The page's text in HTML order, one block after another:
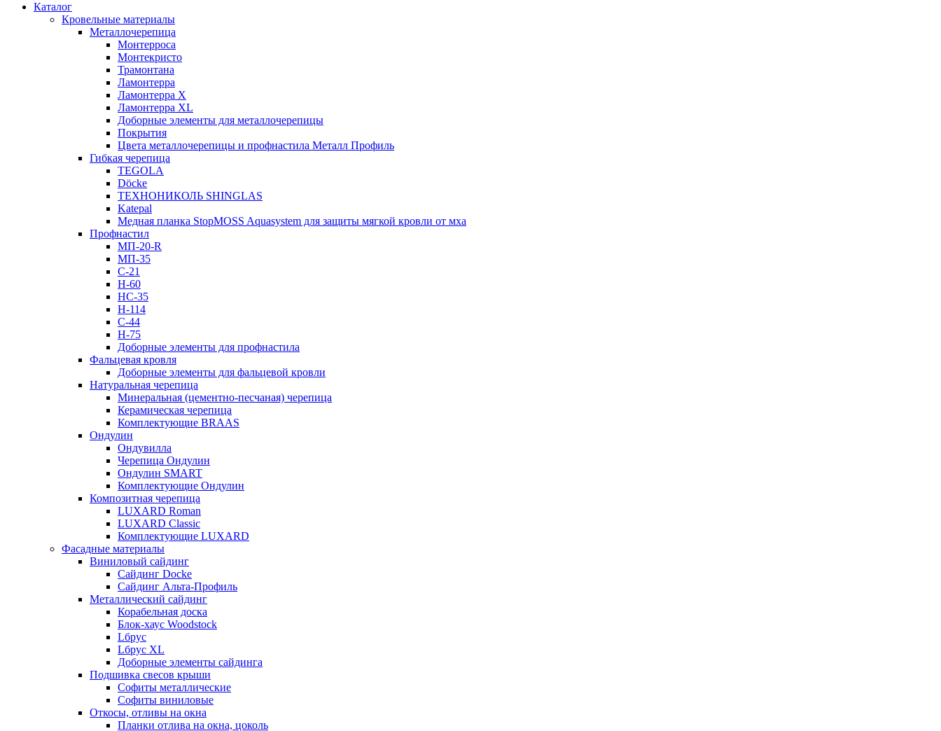
Каталог
Кровельные материалы
Металлочерепица
Монтерроса
Монтекристо
Трамонтана
Ламонтерра
Ламонтерра X
Ламонтерра XL
Доборные элементы для металлочерепицы
Покрытия
Цвета металлочерепицы и профнастила Металл Профиль
Гибкая черепица
TEGOLA
Döcke
ТЕХНОНИКОЛЬ SHINGLAS
Katepal
Медная планка StopMOSS Aquasystem для защиты мягкой кровли от мха
Профнастил
МП-20-R
МП-35
С-21
Н-60
НС-35
Н-114
С-44
Н-75
Доборные элементы для профнастила
Фальцевая кровля
Доборные элементы для фальцевой кровли
Натуральная черепица
Минеральная (цементно-песчаная) черепица
Керамическая черепица
Комплектующие BRAAS
Ондулин
Ондувилла
Черепица Ондулин
Ондулин SMART
Комплектующие Ондулин
Композитная черепица
LUXARD Roman
LUXARD Classic
Комплектующие LUXARD
Фасадные материалы
Виниловый сайдинг
Сайдинг Docke
Сайдинг Альта-Профиль
Металлический сайдинг
Корабельная доска
Блок-хаус Woodstock
Lбрус
Lбрус XL
Доборные элементы сайдинга
Подшивка свесов крыши
Софиты металлические
Софиты виниловые
Откосы, отливы на окна
Планки отлива на окна, цоколь